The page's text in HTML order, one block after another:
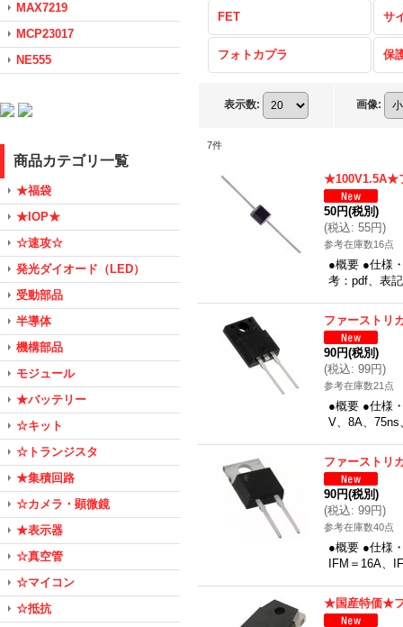
MAX7219
MCP23017
NE555
商品カテゴリ一覧
★福袋
★IOP★
☆速攻☆
発光ダイオード（LED）
受動部品
半導体
機構部品
モジュール
★バッテリー
☆キット
☆トランジスタ
★集積回路
☆カメラ・顕微鏡
★表示器
☆真空管
☆マイコン
☆抵抗
FET サ
フォトカプラ 保
表示数: 画像:
7件
★100V1.5A★
50円(税別)
(税込: 55円)
参考在庫数16点
●概要 ●仕様
考：pdf、表
ファーストリ
90円(税別)
(税込: 99円)
参考在庫数21点
●概要 ●仕様
V、8A、75ns
ファーストリ
90円(税別)
(税込: 99円)
参考在庫数40点
●概要 ●仕様
IFM＝16A、
★国産特価★フ